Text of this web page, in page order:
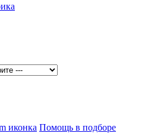
Помощь в подборе